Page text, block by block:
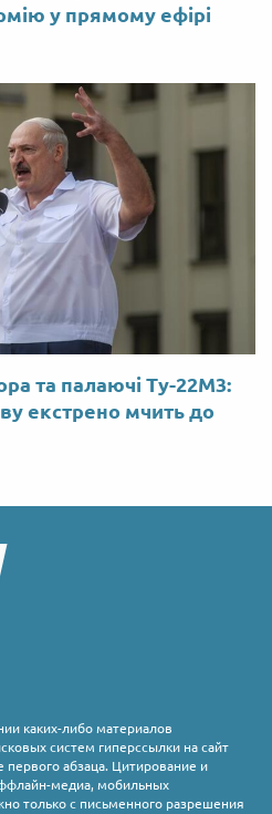
у прямому ефірі
та палаючі Ту-22М3:
екстрено мчить до
каких-либо материалов
систем гиперссылки на сайт
абзаца. Цитирование и
медиа, мобильных
только с письменного разрешения